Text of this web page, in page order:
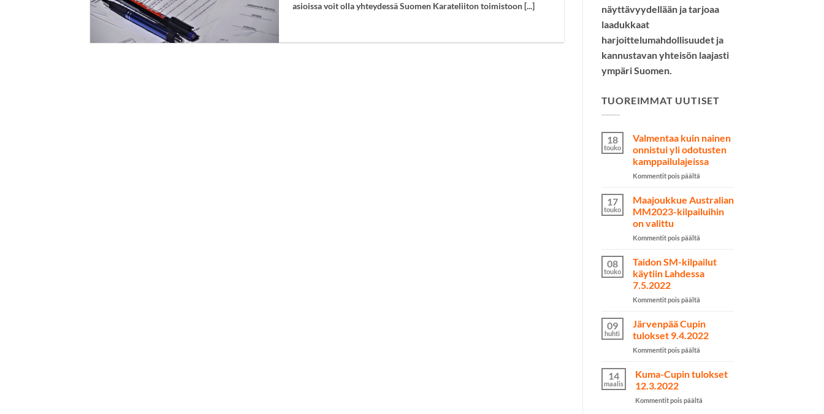
asioissa voit olla yhteydessä Suomen Karateliiton toimistoon [...]
näyttävyydellään ja tarjoaa
laadukkaat
harjoittelumahdollisuudet ja
kannustavan yhteisön laajasti
ympäri Suomen.
TUOREIMMAT UUTISET
18
touko
Valmentaa kuin nainen
onnistui yli odotusten
kamppailulajeissa
Kommentit pois päältäartikkelissa
kuin
onnistui
odotusten
17
touko
Maajoukkue Australian
MM2023-kilpailuihin
on valittu
Kommentit pois päältäartikkelissa
Australian
kilpailuihin
valittu
08
touko
Taidon SM-kilpailut
käytiin Lahdessa
7.5.2022
Kommentit pois päältäartikkelissa
SM-
käytiin
Lahdessa
09
huhti
Järvenpää Cupin
tulokset 9.4.2022
Kommentit pois päältäartikkelissa
Cupin
14
maalis
Kuma-Cupin tulokset
12.3.2022
Kommentit pois päältäartikkelissa